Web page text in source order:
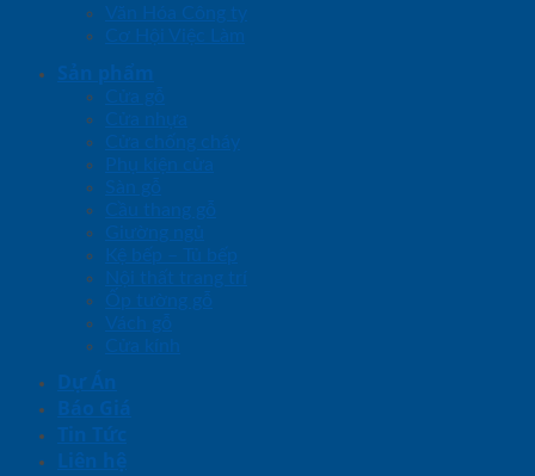
Văn Hóa Công ty
Cơ Hội Việc Làm
Sản phẩm
Cửa gỗ
Cửa nhựa
Cửa chống cháy
Phụ kiện cửa
Sàn gỗ
Cầu thang gỗ
Giường ngủ
Kệ bếp – Tủ bếp
Nội thất trang trí
Ốp tường gỗ
Vách gỗ
Cửa kính
Dự Án
Báo Giá
Tin Tức
Liên hệ